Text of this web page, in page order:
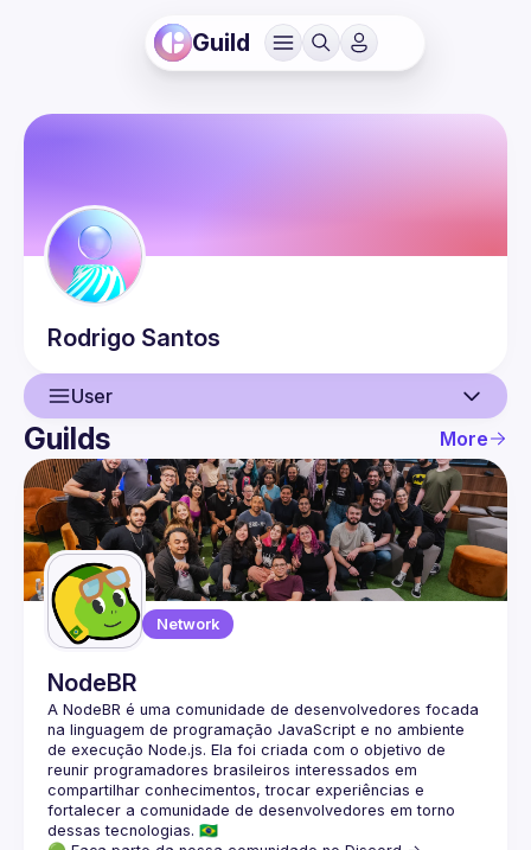
Guild
Rodrigo Santos
User
User
Events
Guilds
Guilds More
Network
NodeBR
A NodeBR é uma comunidade de desenvolvedores focada
na linguagem de programação JavaScript e no ambiente
de execução Node.js. Ela foi criada com o objetivo de
reunir programadores brasileiros interessados em
compartilhar conhecimentos, trocar experiências e
fortalecer a comunidade de desenvolvedores em torno